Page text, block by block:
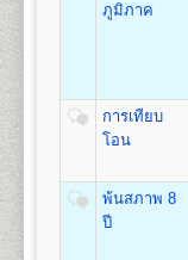
คณะพัฒนาทรั
หน่วยกิต
ชื่อปริญญาศิลป
มนุษย์) ศ.ศ.บ.(
Resourse
เปิดสอน
สาข
1. ค่าลงทะเบีย
2. ค่าบัตรประ
3. ค่าธรรมเนีย
4. ค่าขึ้นทะเบี
5. ค่าสมาชิกห
6. ค่าบำรุงมห
7. ค่าใบรับรอง
ภูมิภาค
การเทียบ
โอน
พ้นสภาพ 8
ปี